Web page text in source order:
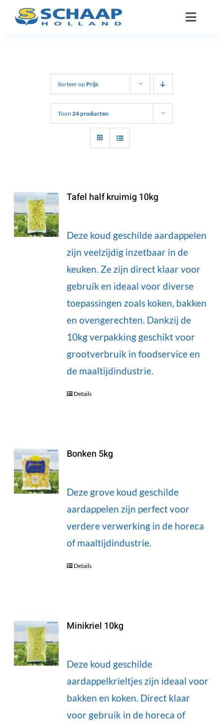
naar
Toggle
NL
Sorteer op Prijs
Toon 24 producten
Tafel half kruimig 10kg
Deze koud geschilde aardappelen
zijn veelzijdig inzetbaar in de
keuken. Ze zijn direct klaar voor
gebruik en ideaal voor diverse
toepassingen zoals koken, bakken
en ovengerechten. Dankzij de
10kg verpakking geschikt voor
grootverbruik in foodservice en
de maaltijdindustrie.
Details
Bonken 5kg
Deze grove koud geschilde
aardappelen zijn perfect voor
verdere verwerking in de horeca
of maaltijdindustrie.
Details
Minikriel 10kg
Deze koud geschilde
aardappelkrieltjes zijn ideaal voor
bakken en koken. Direct klaar
voor gebruik in de horeca of